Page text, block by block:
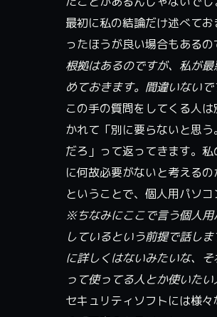
最初に私の結論だけ述べて
ったほうが良い場合もある
根拠はあるのですが、私が
めておきます。間違いないで
この手の質問をしてくる人
かれて「別に要らないと思
だろ」って返ってきます。
に何故必要がないと考える
ということで、個人用パソ
※ちなみにここで言う個人
しているという前提で話し
に詳しくはないみたいな、
って使ってる人とか使いた
セキュリティソフトには様